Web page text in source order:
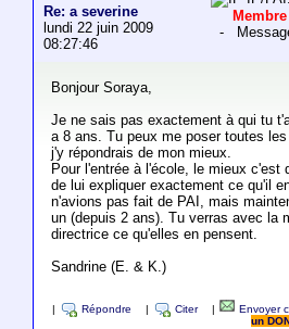
Re: a severine
lundi 22 juin 2009
08:27:46
-
Bonjour Soraya,
Je ne sais pas exactement à qui tu
a 8 ans. Tu peux me poser toutes
j'y répondrais de mon mieux.
Pour l'entrée à l'école, le mieux c'est
de lui expliquer exactement ce qu'il
n'avions pas fait de PAI, mais
un (depuis 2 ans). Tu verras avec la
directrice ce qu'elles en pensent.
Sandrine (E. & K.)
Répondre Citer Envoyer
un DON